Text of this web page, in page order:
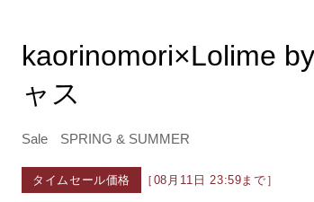
kaorinomori×Lolime
ャス
Sale SPRING & SUMMER
タイムセール価格 ［08月11日 23:59まで］